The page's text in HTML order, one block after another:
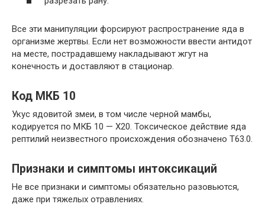
Все эти манипуляции форсируют распространение яда в
организме жертвы. Если нет возможности ввести антидот
на месте, пострадавшему накладывают жгут на
конечность и доставляют в стационар.
Код МКБ 10
Укус ядовитой змеи, в том числе черной мамбы,
кодируется по МКБ 10 — Х20. Токсическое действие яда
рептилий неизвестного происхождения обозначено Т63.0.
Признаки и симптомы интоксикаций
Не все признаки и симптомы обязательно разовьются,
даже при тяжелых отравлениях.